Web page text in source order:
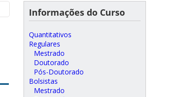
Informações do Curso
Quantitativos
Regulares
Mestrado
Doutorado
Pós-Doutorado
Bolsistas
Mestrado